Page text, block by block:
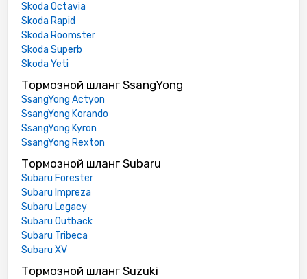
Skoda Octavia
Skoda Rapid
Skoda Roomster
Skoda Superb
Skoda Yeti
Тормозной шланг SsangYong
SsangYong Actyon
SsangYong Korando
SsangYong Kyron
SsangYong Rexton
Тормозной шланг Subaru
Subaru Forester
Subaru Impreza
Subaru Legacy
Subaru Outback
Subaru Tribeca
Subaru XV
Тормозной шланг Suzuki